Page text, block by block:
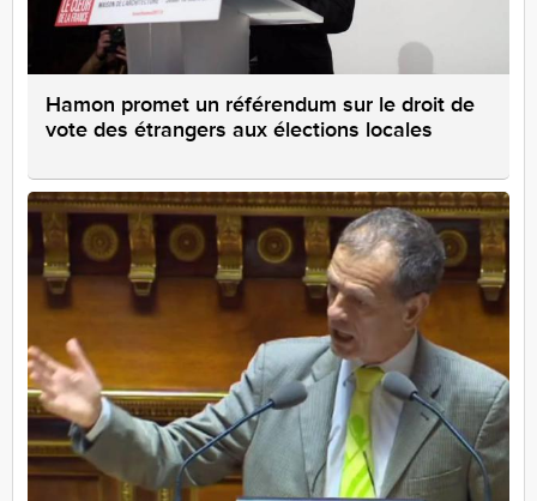
Hamon promet un référendum sur le droit de
vote des étrangers aux élections locales